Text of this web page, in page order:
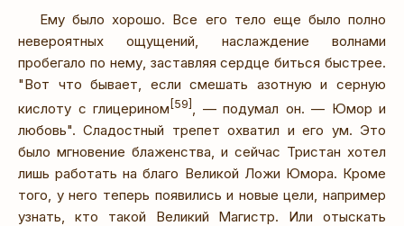
Ему было хорошо. Все его тело еще было полно
невероятных ощущений, наслаждение волнами
пробегало по нему, заставляя сердце биться быстрее.
"Вот что бывает, если смешать азотную и серную
кислоту с глицерином [59]
, — подумал он. — Юмор и
любовь". Сладостный трепет охватил и его ум. Это
было мгновение блаженства, и сейчас Тристан хотел
лишь работать на благо Великой Ложи Юмора. Кроме
того, у него теперь появились и новые цели, например
узнать, кто такой Великий Магистр. Или отыскать